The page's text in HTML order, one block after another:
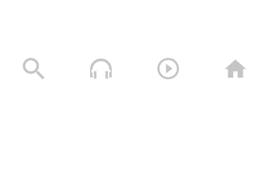
العاصمة صنعاء ومختلف المحافظات – 3 صفر 1448هـ | 17
يوليو 2026م